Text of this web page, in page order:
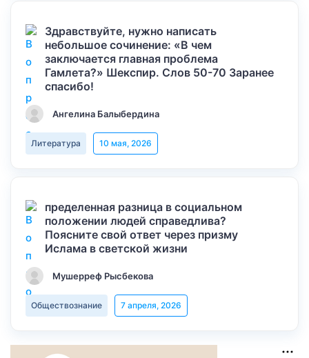
Здравствуйте, нужно написать
небольшое сочинение: «В чем
заключается главная проблема
Гамлета?» Шекспир. Слов 50-70 Заранее
спасибо!
Ангелина Балыбердина
Литература 10 мая, 2026
пределенная разница в социальном
положении людей справедлива?
Поясните свой ответ через призму
Ислама в светской жизни
Мушерреф Рысбекова
Обществознание 7 апреля, 2026